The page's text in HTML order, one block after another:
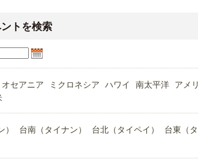
トを検索
オセアニア ミクロネシア ハワイ 南太平洋 アメ
台南（タイナン） 台北（タイペイ）
台東（